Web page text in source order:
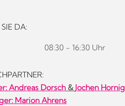
DA:
08:30 - 16:30 Uhr
Andreas Dorsch & Jochen Hornig
Marion Ahrens